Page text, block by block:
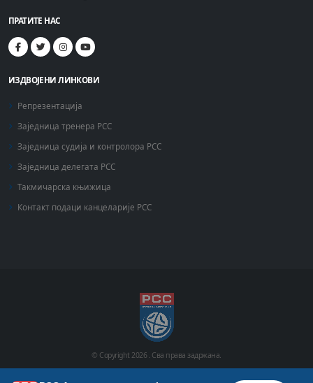
ПРАТИТЕ НАС
ИЗДВОЈЕНИ ЛИНКОВИ
Репрезентација
Заједница тренера РСС
Заједница судија и контролора РСС
Заједница делегата РСС
Такмичарска књижица
Контакт подаци канцеларије РСС
© Copyright2026 . Сва права задржана.